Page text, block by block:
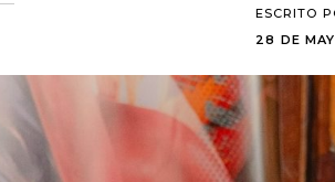
ESCRITO
28 DE